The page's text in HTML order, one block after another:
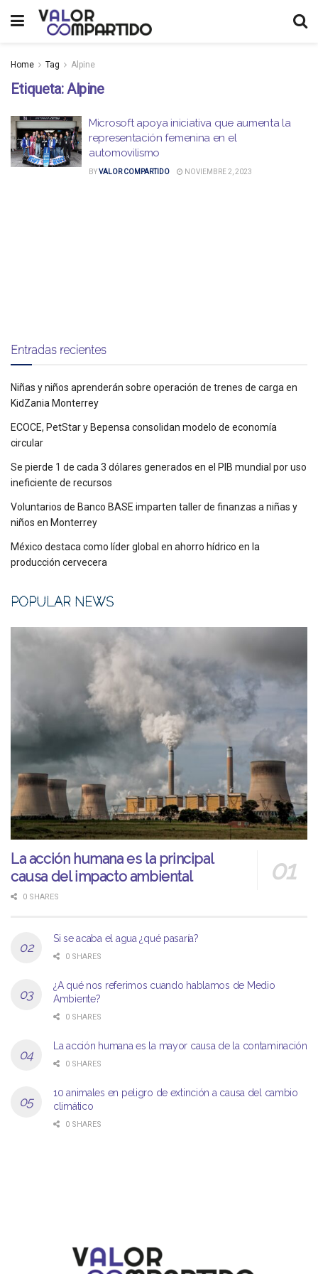
Home Tag Alpine
Etiqueta:Alpine
Microsoft apoya iniciativa que aumenta la
representación femenina en el
automovilismo
BYVALOR COMPARTIDO NOVIEMBRE 2, 2023
Entradas recientes
Niñas y niños aprenderán sobre operación de trenes de carga en
KidZania Monterrey
ECOCE, PetStar y Bepensa consolidan modelo de economía
circular
Se pierde 1 de cada 3 dólares generados en el PIB mundial por uso
ineficiente de recursos
Voluntarios de Banco BASE imparten taller de finanzas a niñas y
niños en Monterrey
México destaca como líder global en ahorro hídrico en la
producción cervecera
POPULAR NEWS
La acción humana es la principal
causa del impacto ambiental
0 SHARES
Si se acaba el agua ¿qué pasaría?
0 SHARES
¿A qué nos referimos cuando hablamos de Medio
Ambiente?
0 SHARES
La acción humana es la mayor causa de la contaminación
0 SHARES
10 animales en peligro de extinción a causa del cambio
climático
0 SHARES